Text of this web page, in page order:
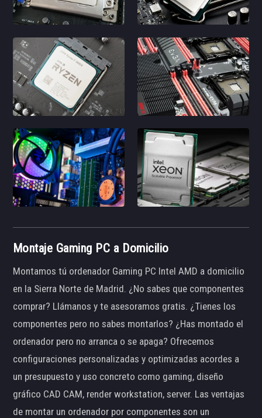
Montaje Gaming PC a Domicilio
Montamos tú ordenador Gaming PC Intel AMD a domicilio
en la Sierra Norte de Madrid. ¿No sabes que componentes
comprar? Llámanos y te asesoramos gratis. ¿Tienes los
componentes pero no sabes montarlos? ¿Has montado el
ordenador pero no arranca o se apaga? Ofrecemos
configuraciones personalizadas y optimizadas acordes a
un presupuesto y uso concreto como gaming, diseño
gráfico CAD CAM, render workstation, server. Las ventajas
de montar un ordenador por componentes son un